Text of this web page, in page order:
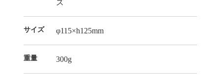
ズ
サイズ φ115×h125mm
重量 300g